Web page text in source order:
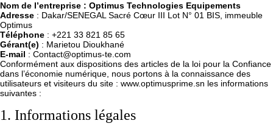
Nom de l’entreprise : Optimus Technologies Equipements
Adresse : Dakar/SENEGAL Sacré Cœur III Lot N° 01 BIS, immeuble
Optimus
Téléphone : +221 33 821 85 65
Gérant(e) : Marietou Dioukhané
E-mail : Contact@optimus-te.com
Conformément aux dispositions des articles de la loi pour la Confiance
dans l’économie numérique, nous portons à la connaissance des
utilisateurs et visiteurs du site : www.optimusprime.sn les informations
suivantes :
1. Informations légales